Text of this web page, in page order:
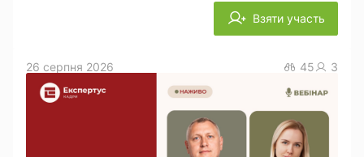
Взяти участь
26 серпня 2026 45 3